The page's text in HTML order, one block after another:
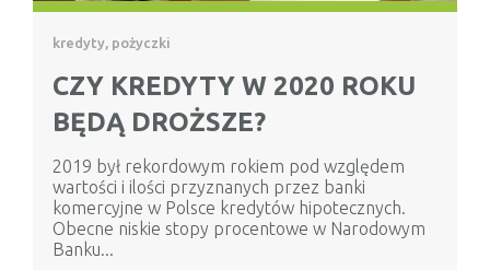
kredyty, pożyczki
CZY KREDYTY W 2020 ROKU
BĘDĄ DROŻSZE?
2019 był rekordowym rokiem pod względem
wartości i ilości przyznanych przez banki
komercyjne w Polsce kredytów hipotecznych.
Obecne niskie stopy procentowe w Narodowym
Banku...